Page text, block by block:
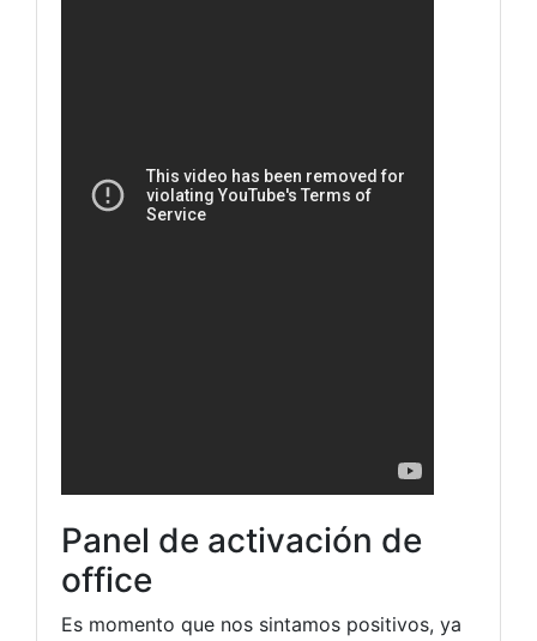
Panel de activación de
office
Es momento que nos sintamos positivos, ya